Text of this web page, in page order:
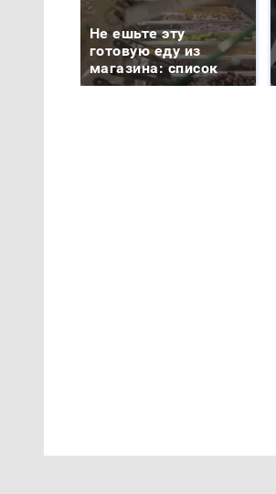
Не ешьте эту
готовую еду из
магазина: список